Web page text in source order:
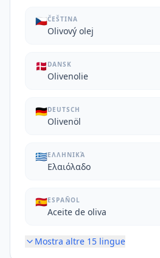
🇨🇿ČEŠTINA
Olivový olej
🇩🇰 DANSK
Olivenolie
🇩🇪DEUTSCH
Olivenöl
🇬🇷ΕΛΛΗΝΙΚΆ
Ελαιόλαδο
🇪🇸ESPAÑOL
Aceite de oliva
Mostra altre 15 lingue